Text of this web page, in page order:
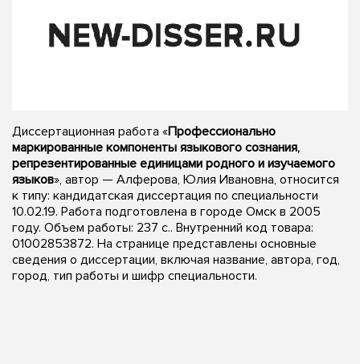
Диссертационная работа «Профессионально
маркированные компоненты языкового сознания,
репрезентированные единицами родного и изучаемого
языков», автор — Алферова, Юлия Ивановна, относится
к типу: кандидатская диссертация по специальности
10.02.19. Работа подготовлена в городе Омск в 2005
году. Объем работы: 237 с.. Внутренний код товара:
01002853872. На странице представлены основные
сведения о диссертации, включая название, автора, год,
город, тип работы и шифр специальности.